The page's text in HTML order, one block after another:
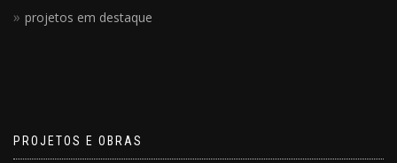
projetos em destaque
PROJETOS E OBRAS